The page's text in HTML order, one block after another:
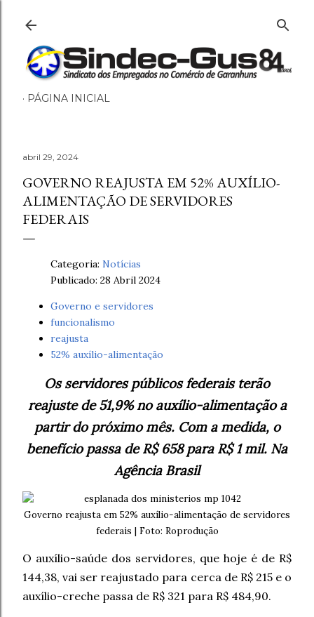
PÁGINA INICIAL
abril 29, 2024
GOVERNO REAJUSTA EM 52% AUXÍLIO-
ALIMENTAÇÃO DE SERVIDORES
FEDERAIS
Categoria: Notícias
Publicado: 28 Abril 2024
Governo e servidores
funcionalismo
reajusta
52% auxílio-alimentação
Os servidores públicos federais terão
reajuste de 51,9% no auxílio-alimentação a
partir do próximo mês. Com a medida, o
benefício passa de R$ 658 para R$ 1 mil. Na
Agência Brasil
Governo reajusta em 52% auxílio-alimentação de servidores
federais | Foto: Roprodução
O auxílio-saúde dos servidores, que hoje é de R$
144,38, vai ser reajustado para cerca de R$ 215 e o
auxílio-creche passa de R$ 321 para R$ 484,90.